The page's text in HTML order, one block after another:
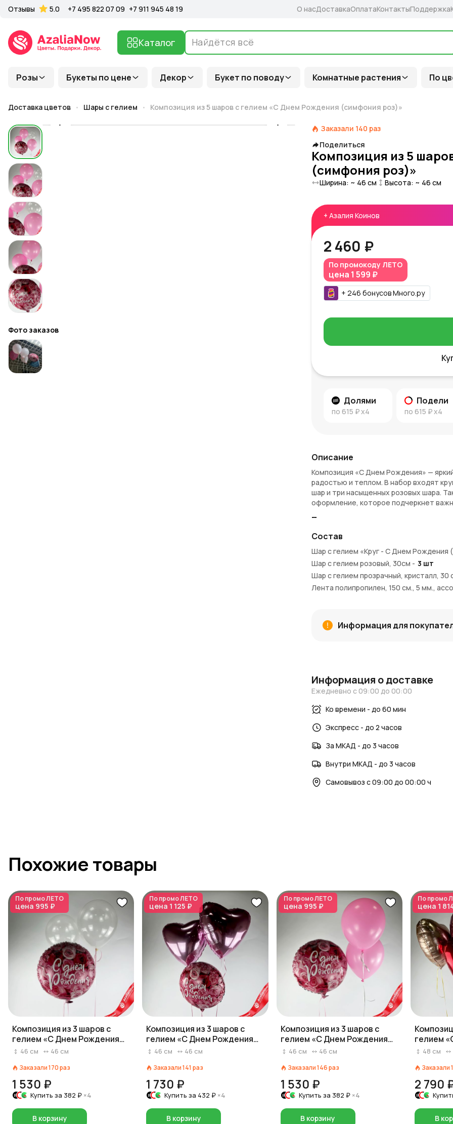
Розы Букеты по цене Декор Букет по поводу Комнатные растения По
Каталог
Отзывы 5.0 +7 495 822 07 09 +7 911 945 48 19 О насДоставкаОплатаКонтактыПоддержка
Доставка цветов Шары с гелием Композиция из 5 шаров с гелием «С Днем Рождения (симфония роз)»
Фото заказов
Заказали 140 раз
Поделиться
Композиция из 5
(симфония роз)»
Ширина: ~ 46 см Высота: ~ 46 см
+ Азалия Коинов
2 460 ₽
По промокоду ЛЕТО
цена 1 599 ₽
+ 246 бонусовМного.ру
Долями
по 615 ₽x4
Подели
по 615 ₽x4
Описание
Композиция «С Днем Рождения» —
радостью и теплом. В набор входят
шар и три насыщенных розовых шара.
оформление, которое подчеркнет
Преимущества:
Шар с поздравительной надписью
Прозрачный шар придает
Три розовых шара добавляют
Все шары наполнены гелием и
Подходят для любых дней рождения
Покупка и доставка:
Московской области. За каждую
при следующих заказах.
AzaliaNow — создаем праздник в каждом
Состав
Шар с гелием «Круг - С Днем Рождения
Шар с гелием розовый, 30см - 3 шт
Шар с гелием прозрачный, кристалл, 30
Лента полипропилен, 150 см., 5 мм.,
Информация для
Информация о доставке
Ежедневно с 09:00 до 00:00
Ко времени - до 60 мин
Экспресс - до 2 часов
За МКАД - до 3 часов
Внутри МКАД - до 3 часов
Самовывоз с 09:00 до 00:00 ч
Похожие товары
По промоЛЕТО
цена 995 ₽
Композиция из 3 шаров с
гелием «С Днем Рождения
(симфония роз)», вар. 4
46 см 46 см
Заказали170раз
1 530 ₽
Купить за 382 ₽ ×4
В корзину
По промоЛЕТО
цена 1 125 ₽
Композиция из 3 шаров с
гелием «С Днем Рождения
(симфония роз)», вар. 3
46 см 46 см
Заказали141 раз
1 730 ₽
Купить за 432 ₽ ×4
В корзину
По промоЛЕТО
цена 995 ₽
Композиция из 3 шаров с
гелием «С Днем Рождения
(симфония роз)», вар. 2
46 см 46 см
Заказали146раз
1 530 ₽
Купить за 382 ₽ ×4
В корзину
По промо
цена 1
гелием
48 см
Заказали
2 790
В